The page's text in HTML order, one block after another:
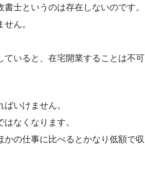
士というのは存在しないのです。
ん。
ていると、在宅開業することは不可
いけません。
なくなります。
の仕事に比べるとかなり低額で収